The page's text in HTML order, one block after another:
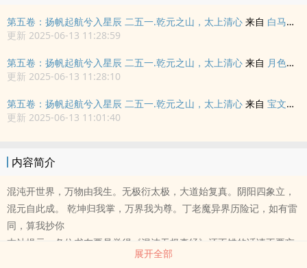
第五卷：扬帆起航兮入星辰 二五一.乾元之山，太上清心 来自 白马楼看书
更新 2025-06-13 11:28:59
第五卷：扬帆起航兮入星辰 二五一.乾元之山，太上清心 来自 月色书房
更新 2025-06-13 11:28:10
第五卷：扬帆起航兮入星辰 二五一.乾元之山，太上清心 来自 宝文书库
更新 2025-06-13 11:01:40
内容简介
混沌开世界，万物由我生。无极衍太极，大道始复真。阴阳四象立，
混元自此成。 乾坤归我掌，万界我为尊。丁老魔异界历险记，如有雷
同，算我抄你
本站提示：各位书友要是觉得《混沌无极真经》还不错的话请不要忘
记向您QQ群和微博里的朋友推荐哦！
展开全部